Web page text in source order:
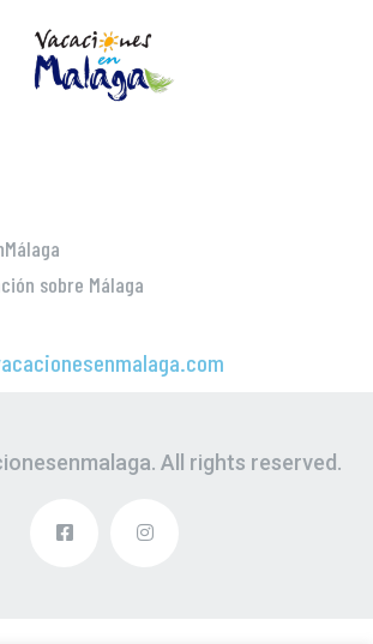
sobre Málaga
All rights reserved.